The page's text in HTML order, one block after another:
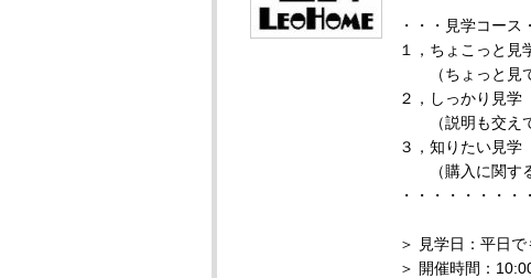
・・・見学コース
１，ちょこっと
（ちょっと見て
２，しっかり見
（説明も交えて
３，知りたい見
（購入に関する
・・・・・・・・
＞ 見学日：平日で
＞ 開催時間：